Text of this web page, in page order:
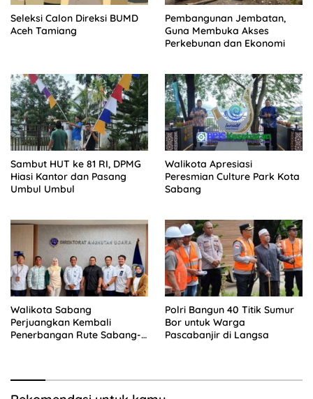
Seleksi Calon Direksi BUMD
Aceh Tamiang
Pembangunan Jembatan,
Guna Membuka Akses
Perkebunan dan Ekonomi
Sambut HUT ke 81 RI, DPMG
Hiasi Kantor dan Pasang
Umbul Umbul
Walikota Apresiasi
Peresmian Culture Park Kota
Sabang
Walikota Sabang
Perjuangkan Kembali
Penerbangan Rute Sabang-
Polri Bangun 40 Titik Sumur
Bor untuk Warga
Pascabanjir di Langsa